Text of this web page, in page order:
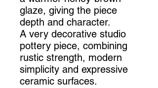
glaze, giving the piece
depth and character.
A very decorative studio
pottery piece, combining
rustic strength, modern
simplicity and expressive
ceramic surfaces.